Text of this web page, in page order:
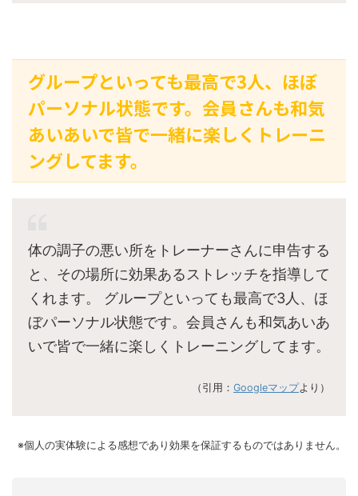
グループといっても最高で3人、ほぼ
パーソナル状態です。会員さんも和気
あいあいで皆で一緒に楽しくトレーニ
ングしてます。
体の調子の悪い所をトレーナーさんに申告する
と、その場所に効果あるストレッチを指導して
くれます。 グループといっても最高で3人、ほ
ぼパーソナル状態です。会員さんも和気あいあ
いで皆で一緒に楽しくトレーニングしてます。
（引用： Googleマップより）
※個人の実体験による感想であり効果を保証するものではありません。